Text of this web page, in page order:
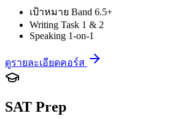
เป้าหมาย Band 6.5+
Writing Task 1 & 2
Speaking 1-on-1
ดูรายละเอียดคอร์ส
SAT Prep